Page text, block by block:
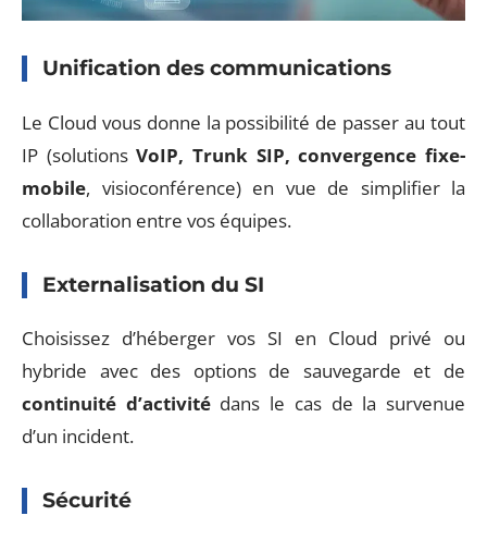
Unification des communications
Le Cloud vous donne la possibilité de passer au tout
IP (solutionsVoIP, Trunk SIP, convergence fixe-
mobile, visioconférence) en vue de simplifier la
collaboration entre vos équipes.
Externalisation du SI
Choisissez d’héberger vos SI en Cloud privé ou
hybride avec des options de sauvegarde et de
continuité d’activitédans le cas de la survenue
d’un incident.
Sécurité